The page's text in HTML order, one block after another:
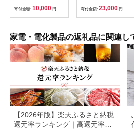
寄付金額: 10,000 円 寄付金額: 23,000 円
家電・電化製品の返礼品に関連し
【2026年版】楽天ふるさと納税
還元率ランキング｜高還元率返